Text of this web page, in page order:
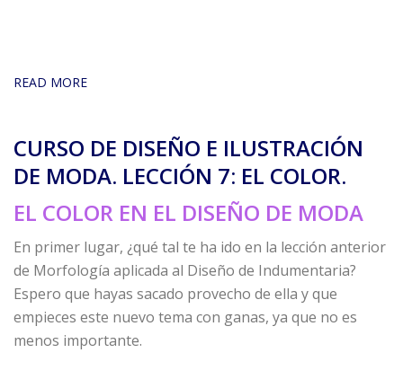
READ MORE
CURSO DE DISEÑO E ILUSTRACIÓN
DE MODA. LECCIÓN 7: EL COLOR.
EL COLOR EN EL DISEÑO DE MODA
En primer lugar, ¿qué tal te ha ido en la lección anterior
de Morfología aplicada al Diseño de Indumentaria?
Espero que hayas sacado provecho de ella y que
empieces este nuevo tema con ganas, ya que no es
menos importante.